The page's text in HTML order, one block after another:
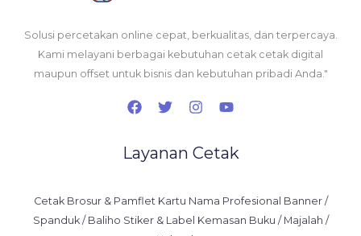
Solusi percetakan online cepat, berkualitas, dan terpercaya.
Kami melayani berbagai kebutuhan cetak cetak digital
maupun offset untuk bisnis dan kebutuhan pribadi Anda."
Layanan Cetak
Cetak Brosur & Pamflet Kartu Nama Profesional Banner /
Spanduk / Baliho Stiker & Label Kemasan Buku / Majalah /